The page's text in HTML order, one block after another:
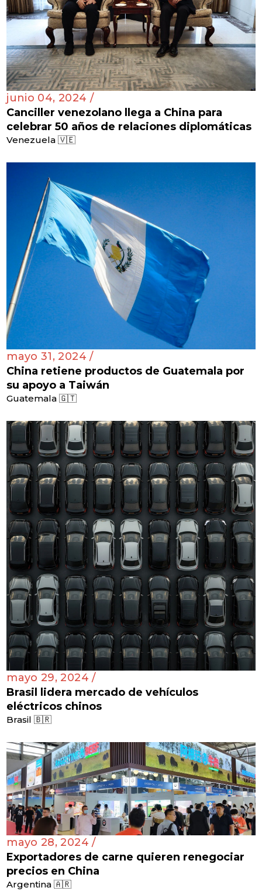
junio 04, 2024 /
Canciller venezolano llega a China para
celebrar 50 años de relaciones diplomáticas
Venezuela 🇻🇪
mayo 31, 2024 /
China retiene productos de Guatemala por
su apoyo a Taiwán
Guatemala 🇬🇹
mayo 29, 2024 /
Brasil lidera mercado de vehículos
eléctricos chinos
Brasil 🇧🇷
mayo 28, 2024 /
Exportadores de carne quieren renegociar
precios en China
Argentina 🇦🇷